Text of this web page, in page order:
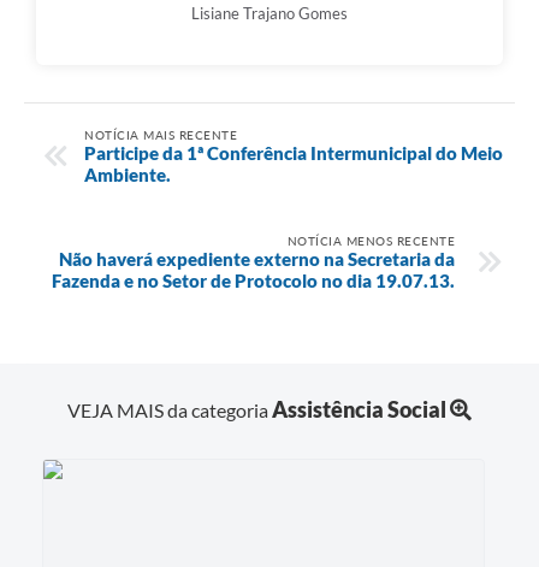
Lisiane Trajano Gomes
NOTÍCIA MAIS RECENTE
Participe da 1ª Conferência Intermunicipal do Meio
Ambiente.
NOTÍCIA MENOS RECENTE
Não haverá expediente externo na Secretaria da
Fazenda e no Setor de Protocolo no dia 19.07.13.
VEJA MAIS da categoriaAssistência Social